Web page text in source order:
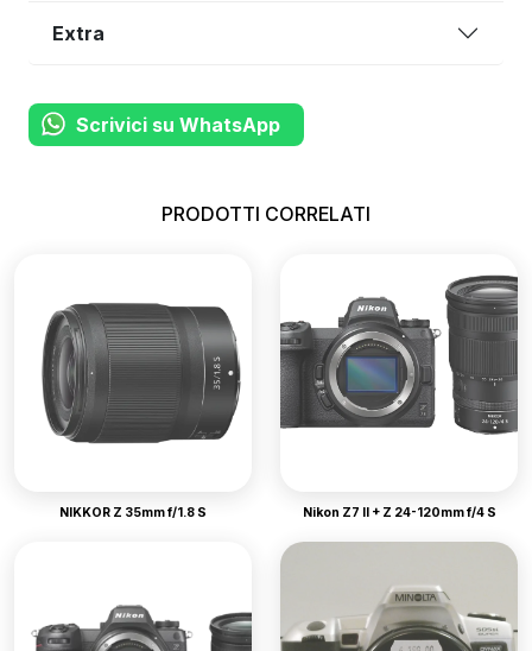
Extra
Scrivici su WhatsApp
PRODOTTI CORRELATI
NIKKOR Z 35mm f/1.8 S Nikon Z7 II + Z 24-120mm f/4 S